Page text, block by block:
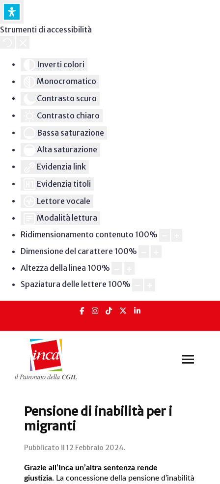
Strumenti di accessibilità
Inverti colori
Monocromatico
Contrasto scuro
Contrasto chiaro
Bassa saturazione
Alta saturazione
Evidenzia link
Evidenzia titoli
Lettore vocale
Modalità lettura
Ridimensionamento contenuto 100%
Dimensione del carattere 100%
Altezza della linea 100%
Spaziatura delle lettere 100%
Pensione di inabilità per i
migranti
Pubblicato il 12 Febbraio 2024.
Grazie all’Inca un’altra sentenza rende
giustizia. La concessione della pensione d’inabilità